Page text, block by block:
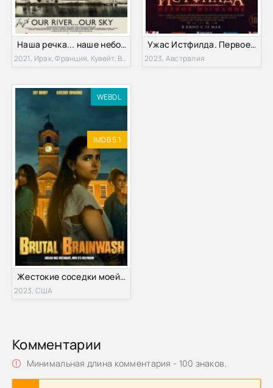
Наша речка... наше небо (2021)
2021, Ирак, Франция, Кувейт, Великобритания, Германия, ОАЭ, Катар
Ужас Истфилда. Первое изгнание (2023)
2023, Австралия
WEBDL
IMDB 5.1
Жестокие соседки моей дочери (2023)
2023, США
Комментарии
Минимальная длина комментария - 100 знаков.